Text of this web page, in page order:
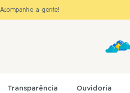
Acompanhe a gente!
Transparência Ouvidoria